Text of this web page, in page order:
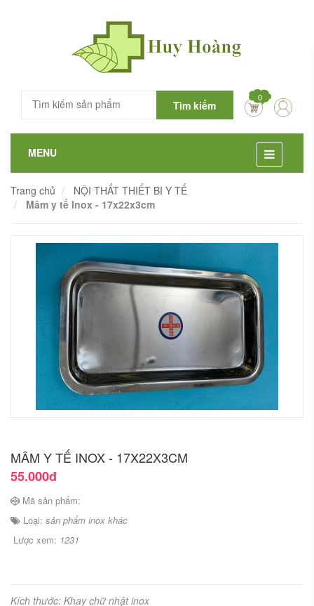
Tìm kiếm
0
MENU
Trang chủ
NỘI THẤT THIẾT BI Y TẾ
Mâm y tế Inox - 17x22x3cm
MÂM Y TẾ INOX - 17X22X3CM
55.000đ
Mã sản phẩm:
Loại: sản phẩm inox khác
Lược xem: 1231
Kích thước: Khay chữ nhật inox